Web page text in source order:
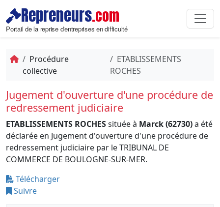
Repreneurs.com
Portail de la reprise d'entreprises en difficulté
Procédure
collective
ETABLISSEMENTS
ROCHES
Jugement d'ouverture d'une procédure de
redressement judiciaire
ETABLISSEMENTS ROCHESsituée à Marck (62730)a été
déclarée en Jugement d'ouverture d'une procédure de
redressement judiciaire par le TRIBUNAL DE
COMMERCE DE BOULOGNE-SUR-MER.
Télécharger
Suivre